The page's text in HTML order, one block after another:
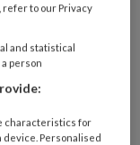
to our Privacy
and statistical
person
characteristics for
device. Personalised